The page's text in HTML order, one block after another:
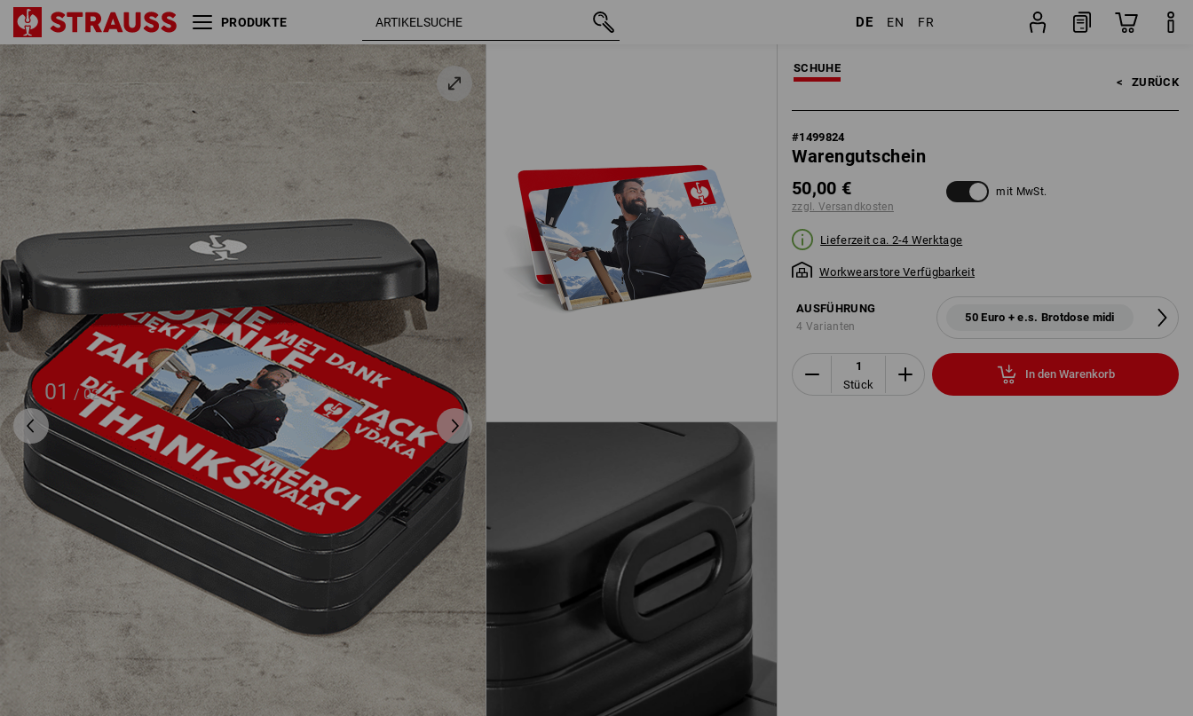
PRODUKTE DE EN FR
01 / 02
SCHUHE
< ZURÜCK
#1499824
Warengutschein
50,00 €
zzgl. Versandkosten
mit MwSt.
Lieferzeit ca. 2-4 Werktage
Workwearstore Verfügbarkeit
AUSFÜHRUNG
4 Varianten
50 Euro + e.s. Brotdose midi
Stück
In den Warenkorb
Warengutschein 50 Euro + e.s. Brotdose midi 50,00 €